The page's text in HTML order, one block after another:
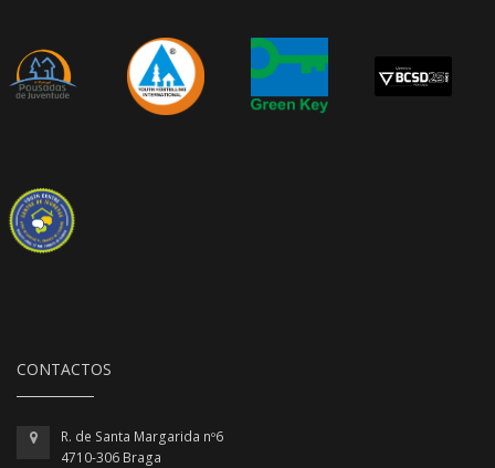
CONTACTOS
R. de Santa Margarida nº6
4710-306 Braga